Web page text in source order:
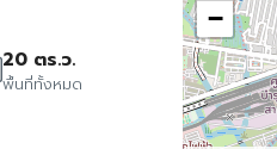
20 ตร.ว.
พื้นที่ทั้งหมด
−